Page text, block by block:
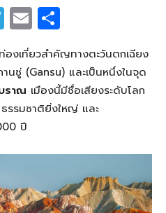
T
el
e
g
ra
m
E
m
ailar
e
องเที่ยวสำคัญทางตะวันตกเฉียง
ซู่ (Gansu) และเป็นหนึ่งในจุด
ราณ เมืองนี้มีชื่อเสียงระดับโลก
รรมชาติยิ่งใหญ่ และ
ปี